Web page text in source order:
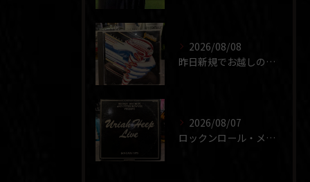
2026/08/08
昨日新規でお越しのお客さま
2026/08/07
ロックンロール・メドレー